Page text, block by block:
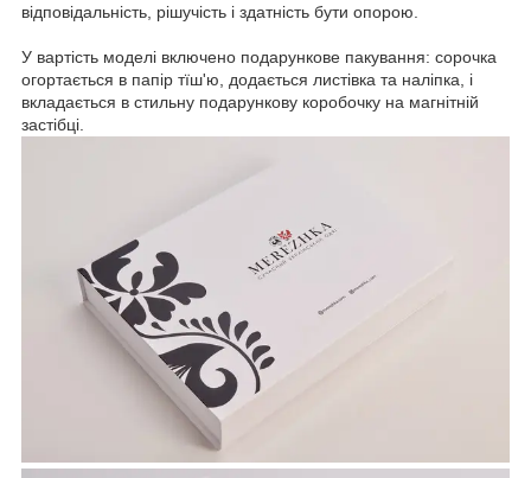
відповідальність, рішучість і здатність бути опорою.
У вартість моделі включено подарункове пакування: сорочка
огортається в папір тїш'ю, додається листівка та наліпка, і
вкладається в стильну подарункову коробочку на магнітній
застібці.